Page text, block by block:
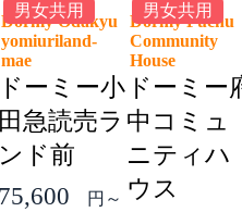
男女共用
Dormy Odakyu
yomiuriland-
mae
ドーミー小
田急読売ラ
ンド前
75,600
円～
男女共用
Dormy Fuchu
Community
House
ドーミー
中コミュ
ニティハ
ウス